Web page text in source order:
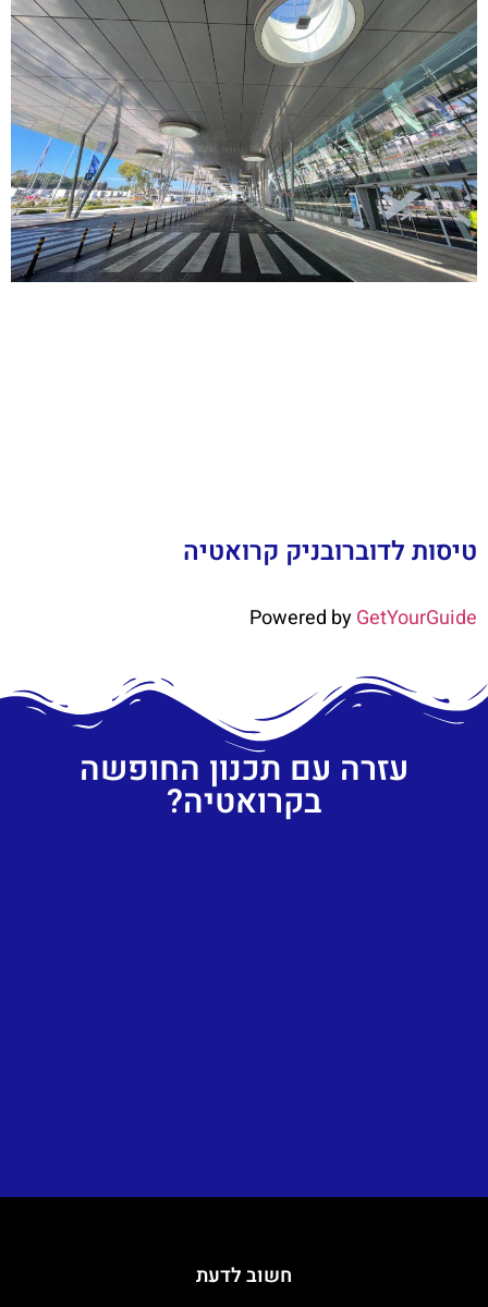
טיסות לדוברובניק קרואטיה
Powered byGetYourGuide
עזרה עם תכנון החופשה
בקרואטיה?
חשוב לדעת